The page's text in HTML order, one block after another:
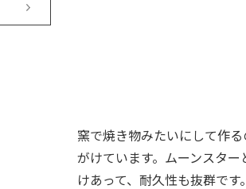
窯で焼き物みたいにして作
がけています。ムーンスタ
けあって、耐久性も抜群です。